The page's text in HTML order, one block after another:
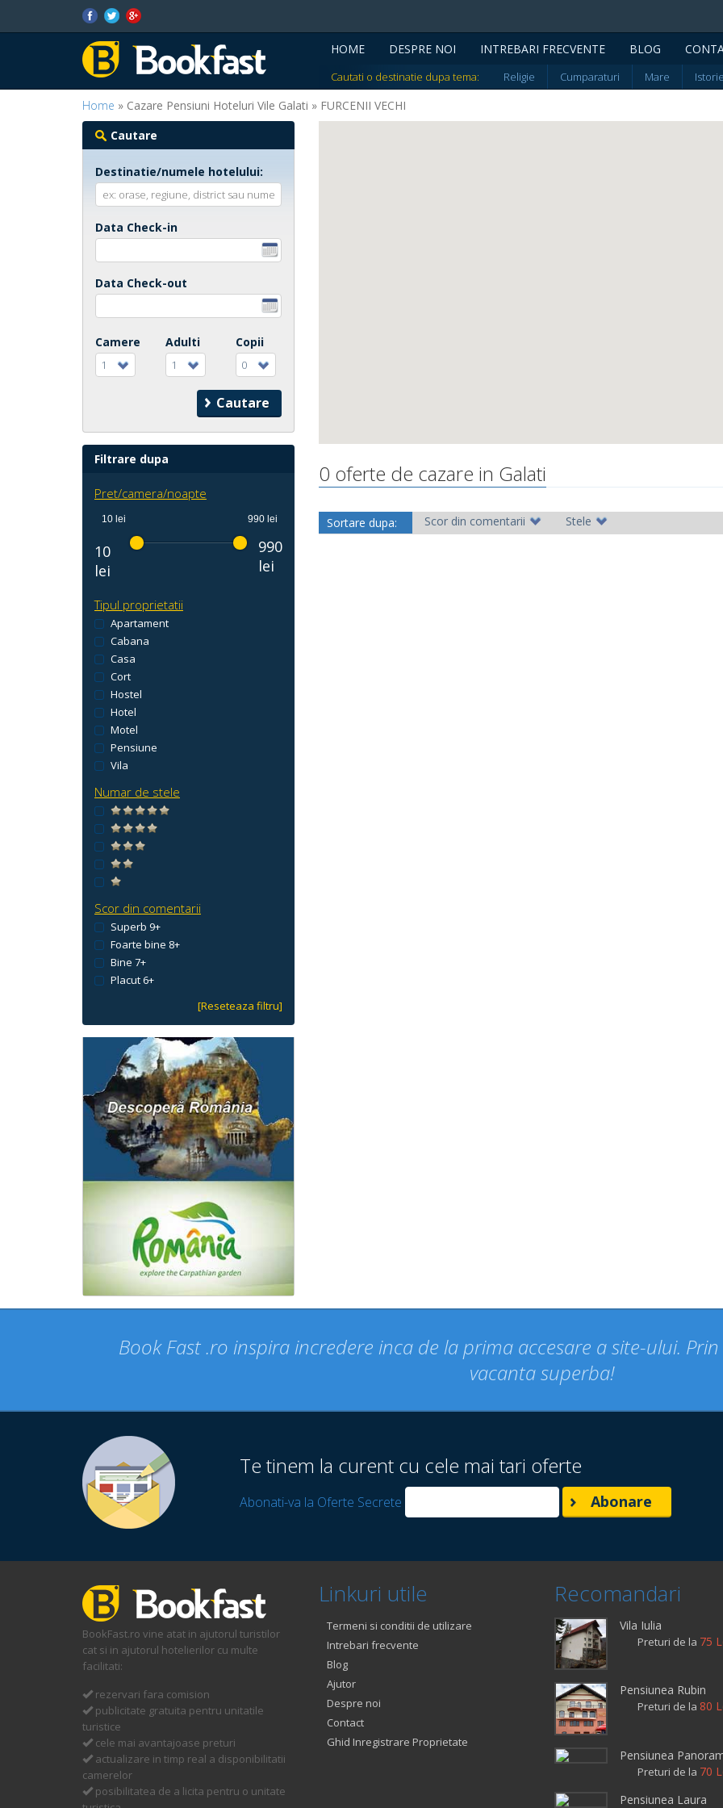
HOME DESPRE NOI INTREBARI FRECVENTE BLOG
Cautati o destinatie dupa tema:
Religie Cumparaturi Mare Istorie
Home » Cazare Pensiuni Hoteluri Vile Galati » FURCENII VECHI
Cautare
Destinatie/numele hotelului:
Data Check-in
Data Check-out
Camere
1
Adulti
1
Copii
0
Filtrare dupa
Pret/camera/noapte
10
lei
10 lei 990 lei
990
lei
Tipul proprietatii
Apartament
Cabana
Casa
Cort
Hostel
Hotel
Motel
Pensiune
Vila
Numar de stele
Scor din comentarii
Superb 9+
Foarte bine 8+
Bine 7+
Placut 6+
[Reseteaza filtru]
0 oferte de cazare in Galati
Sortare dupa: Scor din comentarii Stele
Book Fast .ro inspira incredere inca de la prima accesare a site-ului.
vacanta superba!
Te tinem la curent cu cele mai tari oferte
Abonati-va la Oferte Secrete
BookFast.ro vine atat in ajutorul turistilor
cat si in ajutorul hotelierilor cu multe
facilitati:
rezervari fara comision
publicitate gratuita pentru unitatile
turistice
cele mai avantajoase preturi
actualizare in timp real a disponibilitatii
camerelor
posibilitatea de a licita pentru o unitate
Linkuri utile
Termeni si conditii de utilizare
Intrebari frecvente
Blog
Ajutor
Despre noi
Contact
Ghid Inregistrare Proprietate
Recomandari
Vila Iulia
Preturi de la 75
Pensiunea Rubin
Preturi de la 80
Pensiunea
Preturi de la 70
Pensiunea Laura